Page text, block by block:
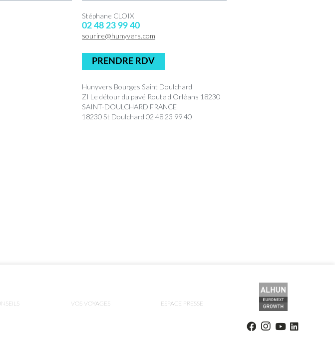
Stéphane CLOIX
02 48 23 99 40
sourire@hunyvers.com
PRENDRE RDV
Hunyvers Bourges Saint Doulchard
ZI Le détour du pavé Route d'Orléans 18230
SAINT-DOULCHARD FRANCE
18230 St Doulchard 02 48 23 99 40
VOS VOYAGES ESPACE PRESSE
avec les réglementations. Personnalisez vos préférences pour contrôler la manière dont